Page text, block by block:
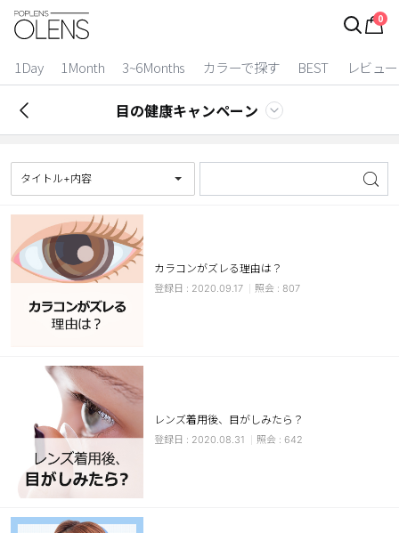
0
1Day 1Month 3~6Months カラーで探す BEST レビュー
ログイン
カラコン比較
今月限定特典
ベスト
カラコン
装着期間
1 Day
2 Weeks
1 Month
カラー
ブラウン
チョコ
グレー
ヘーゼル
ブルー
目の健康キャンペーン
タイトル+内容
カラコンがズレる理由は？
2020.09.17 807
レンズ着用後、目がしみたら？
2020.08.31 642